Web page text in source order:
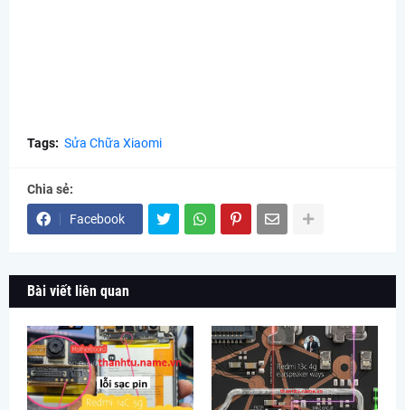
Tags: Sửa Chữa Xiaomi
Chia sẻ:
Facebook
Bài viết liên quan